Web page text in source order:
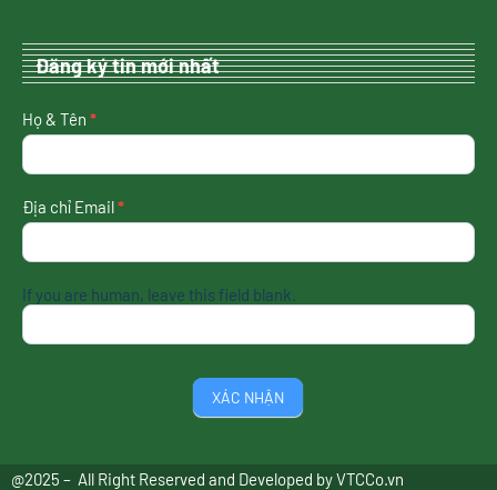
Đăng ký tin mới nhất
nhận
tin
nhất
Họ & Tên *
Địa chỉ Email*
If you are human, leave this field blank.
XÁC NHẬN
@2025 – All Right Reserved and Developed byVTCCo.vn